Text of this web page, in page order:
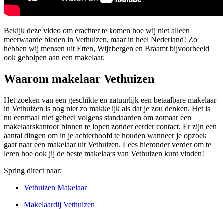
Bekijk deze video om erachter te komen hoe wij niet alleen
meerwaarde bieden in Vethuizen, maar in heel Nederland! Zo
hebben wij mensen uit Etten, Wijnbergen en Braamt bijvoorbeeld
ook geholpen aan een makelaar.
Waarom makelaar Vethuizen
Het zoeken van een geschikte en natuurlijk een betaalbare makelaar
in Vethuizen is nog niet zo makkelijk als dat je zou denken. Het is
nu eenmaal niet geheel volgens standaarden om zomaar een
makelaarskantoor binnen te lopen zonder eerder contact. Er zijn een
aantal dingen om in je achterhoofd te houden wanneer je opzoek
gaat naar een makelaar uit Vethuizen. Lees hieronder verder om te
leren hoe ook jij de beste makelaars van Vethuizen kunt vinden!
Spring direct naar:
Vethuizen Makelaar
Makelaardij Vethuizen